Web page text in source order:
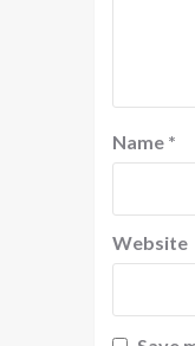
Name *
Website